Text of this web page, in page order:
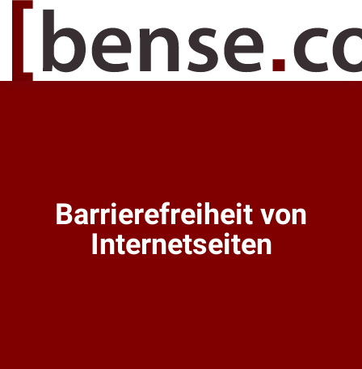
Barrierefreiheit von
Internetseiten